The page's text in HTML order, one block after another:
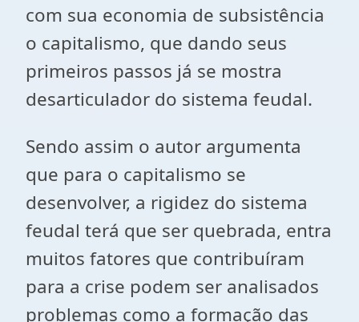
com sua economia de subsistência
o capitalismo, que dando seus
primeiros passos já se mostra
desarticulador do sistema feudal.
Sendo assim o autor argumenta
que para o capitalismo se
desenvolver, a rigidez do sistema
feudal terá que ser quebrada, entra
muitos fatores que contribuíram
para a crise podem ser analisados
problemas como a formação das